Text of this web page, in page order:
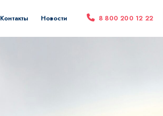
Контакты Новости 8 800 200 12 22